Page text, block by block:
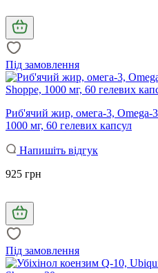
Під замовлення
Риб'ячий жир, омега-3, Omega-
1000 мг, 60 гелевих капсул
Напишіть відгук
925 грн
Під замовлення